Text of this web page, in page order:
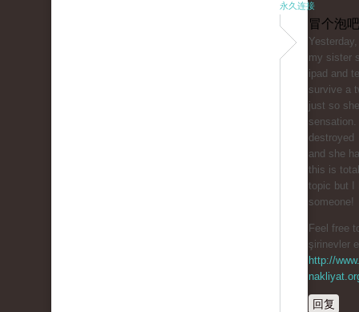
永久连接
冒个泡
my sister
ipad and
survive a
just so
destroyed
and she
this is
topic but I
someone!
Feel free
şirinevler
http://
回复